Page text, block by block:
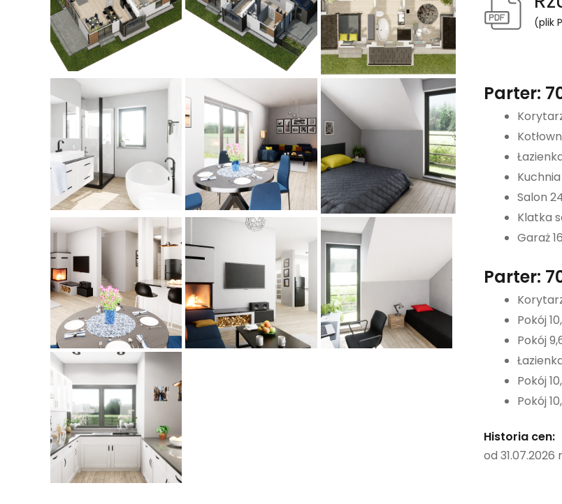
(plik
Parter:
Salon
Klatka
Garaż
Parter:
Pokój
Pokój
Pokój
Pokój
Historia cen:
od